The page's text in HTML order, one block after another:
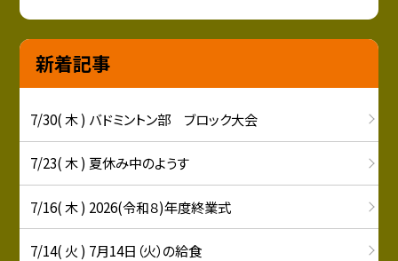
新着記事
7/30( 木 ) バドミントン部 ブロック大会
7/23( 木 ) 夏休み中のようす
7/16( 木 ) 2026(令和８)年度終業式
7/14( 火 ) 7月14日（火）の給食